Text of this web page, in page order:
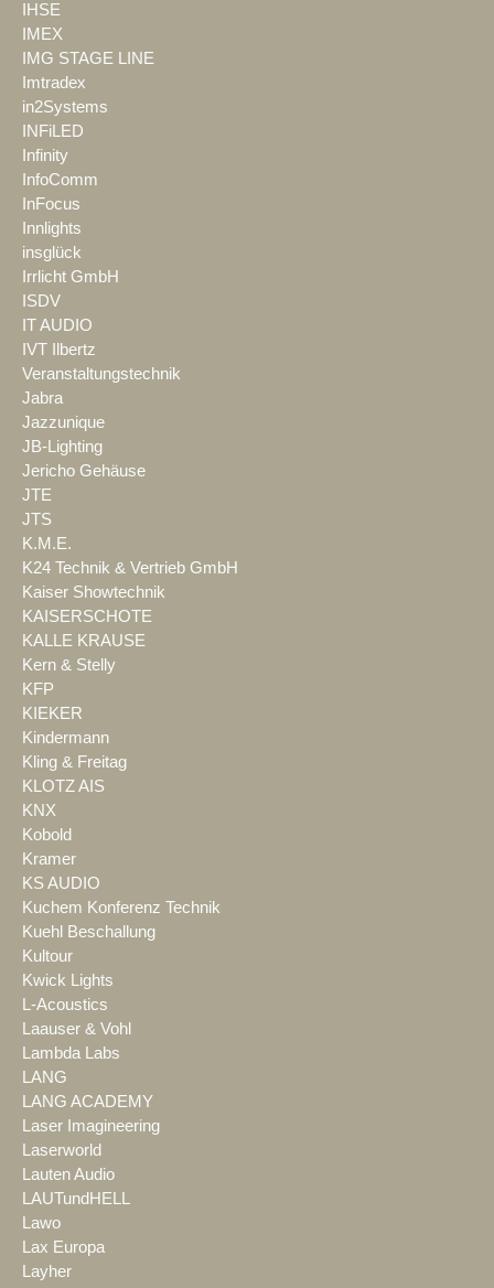
IHSE
IMEX
IMG STAGE LINE
Imtradex
in2Systems
INFiLED
Infinity
InfoComm
InFocus
Innlights
insglück
Irrlicht GmbH
ISDV
IT AUDIO
IVT Ilbertz
Veranstaltungstechnik
Jabra
Jazzunique
JB-Lighting
Jericho Gehäuse
JTE
JTS
K.M.E.
K24 Technik & Vertrieb GmbH
Kaiser Showtechnik
KAISERSCHOTE
KALLE KRAUSE
Kern & Stelly
KFP
KIEKER
Kindermann
Kling & Freitag
KLOTZ AIS
KNX
Kobold
Kramer
KS AUDIO
Kuchem Konferenz Technik
Kuehl Beschallung
Kultour
Kwick Lights
L-Acoustics
Laauser & Vohl
Lambda Labs
LANG
LANG ACADEMY
Laser Imagineering
Laserworld
Lauten Audio
LAUTundHELL
Lawo
Lax Europa
Layher